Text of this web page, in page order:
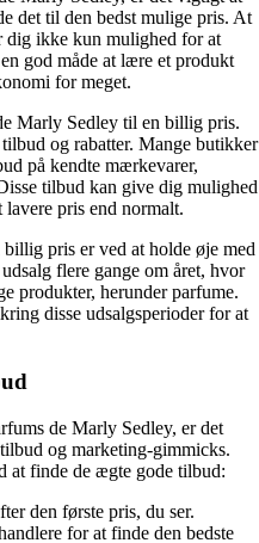
det til den bedst mulige pris. At
ikke kun mulighed for at
god måde at lære et produkt
for meget.
Marly Sedley til en billig pris.
og rabatter. Mange butikker
på kendte mærkevarer,
tilbud kan give dig mulighed
pris end normalt.
pris er ved at holde øje med
flere gange om året, hvor
produkter, herunder parfume.
disse udsalgsperioder for at
de Marly Sedley, er det
og marketing-gimmicks.
at finde de ægte gode tilbud:
den første pris, du ser.
for at finde den bedste